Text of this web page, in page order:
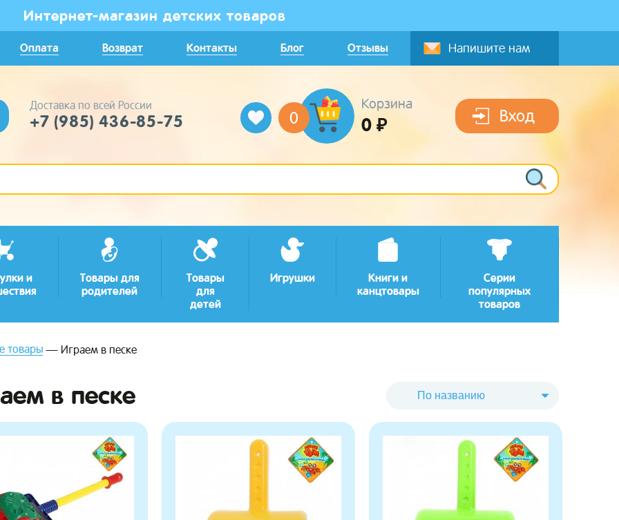
Интернет-магазин детских товаров
Оплата Возврат Контакты Блог Отзывы Напишите нам
Доставка по всей России
+7 (985) 436-85-75 0
Корзина
0 ₽ Вход
и
Товары для
родителей
Товары
для
детей
Игрушки
Книги и
канцтовары
Серии
популярных
товаров
товары Играем в песке
в песке